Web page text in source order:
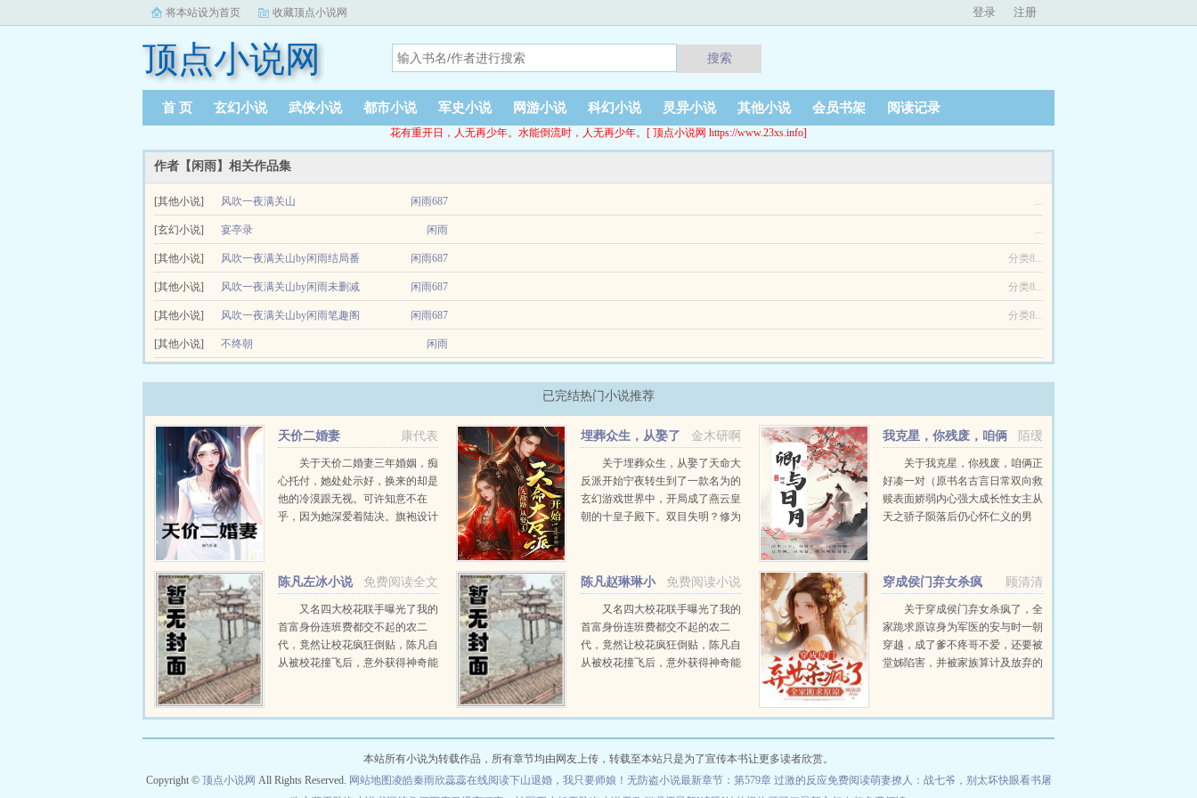
将本站设为首页 收藏顶点小说网 登录 注册
顶点小说网 搜索
首 页 玄幻小说 武侠小说 都市小说 军史小说 网游小说 科幻小说 灵异小说 其他小说 会员书架 阅读记录
花有重开日，人无再少年。水能倒流时，人无再少年。[ 顶点小说网 https://www.23xs.info]
作者【闲雨】相关作品集
[其他小说] 风吹一夜满关山 闲雨687 ...
[玄幻小说] 宴亭录 闲雨 ...
[其他小说] 风吹一夜满关山by闲雨结局番
外
闲雨687 分类8...
[其他小说] 风吹一夜满关山by闲雨未删减
完整版
闲雨687 分类8...
[其他小说] 风吹一夜满关山by闲雨笔趣阁
无弹窗
闲雨687 分类8...
[其他小说] 不终朝 闲雨
已完结热门小说推荐
康代表
天价二婚妻
关于天价二婚妻三年婚姻，痴
心托付，她处处示好，换来的却是
他的冷漠跟无视。可许知意不在
乎，因为她深爱着陆决。旗袍设计
许知意终于认清事实，陆决不...
金木研啊
埋葬众生，从娶了
天命大反派开始
关于埋葬众生，从娶了天命大
反派开始宁夜转生到了一款名为的
玄幻游戏世界中，开局成了燕云皇
朝的十皇子殿下。双目失明？修为
觉醒不是！正经人，谁当...
陌缓
我克星，你残废，咱俩
正好凑一对
关于我克星，你残废，咱俩正
好凑一对（原书名古言日常双向救
赎表面娇弱内心强大成长性女主从
天之骄子陨落后仍心怀仁义的男
不良于行，一眼能望尽...
免费阅读全文
陈凡左冰小说
推荐又名四大校花联手曝光了我的
首富身份连班费都交不起的农二
代，竟然让校花疯狂倒贴，陈凡自
从被校花撞飞后，意外获得神奇能
挂一样，随便在古...
免费阅读小说
陈凡赵琳琳小
又名四大校花联手曝光了我的
首富身份连班费都交不起的农二
代，竟然让校花疯狂倒贴，陈凡自
从被校花撞飞后，意外获得神奇能
挂一样，随便在古...
顾清清
穿成侯门弃女杀疯
了，全家跪求原谅
关于穿成侯门弃女杀疯了，全
家跪求原谅身为军医的安与时一朝
穿越，成了爹不疼哥不爱，还要被
堂姊陷害，并被家族算计及放弃的
能忍才有鬼。先回去把安家的屋顶
本站所有小说为转载作品，所有章节均由网友上传，转载至本站只是为了宣传本书让更多读者欣赏。
Copyright © 顶点小说网 All Rights Reserved. 网站地图凌皓秦雨欣蕊蕊在线阅读下山退婚，我只要师娘！无防盗小说最新章节：第579章 过激的反应免费阅读萌妻撩人：战七爷，别太坏快眼看书屠